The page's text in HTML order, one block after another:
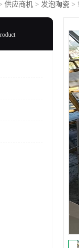
供应商机 > 发泡陶瓷 >